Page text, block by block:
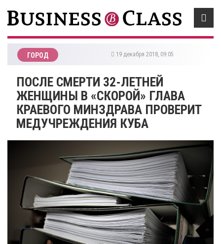
ГОРОД 19 декабря 2018, 09:05
​ПОСЛЕ СМЕРТИ 32-ЛЕТНЕЙ
ЖЕНЩИНЫ В «СКОРОЙ» ГЛАВА
КРАЕВОГО МИНЗДРАВА ПРОВЕРИТ
МЕДУЧРЕЖДЕНИЯ КУБА